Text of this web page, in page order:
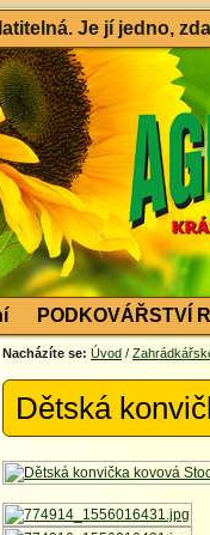
Je jí jedno,
PODKOVÁŘSTVÍ
Nacházíte se: Úvod /
Dětská